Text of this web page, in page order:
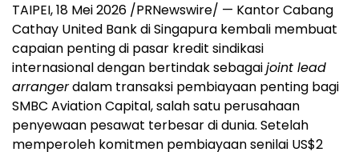
TAIPEI, 18 Mei 2026 /PRNewswire/ — Kantor Cabang
Cathay United Bank di Singapura kembali membuat
capaian penting di pasar kredit sindikasi
internasional dengan bertindak sebagaijoint lead
arrangerdalam transaksi pembiayaan penting bagi
SMBC Aviation Capital, salah satu perusahaan
penyewaan pesawat terbesar di dunia. Setelah
memperoleh komitmen pembiayaan senilai US$2